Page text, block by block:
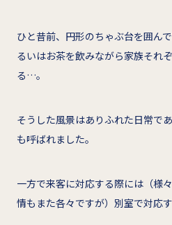
ひと昔前、円形のちゃぶ台を囲ん
るいはお茶を飲みながら家族それ
る…。
そうした風景はありふれた日常で
も呼ばれました。
一方で来客に対応する際には（様
情もまた各々ですが）別室で対応す